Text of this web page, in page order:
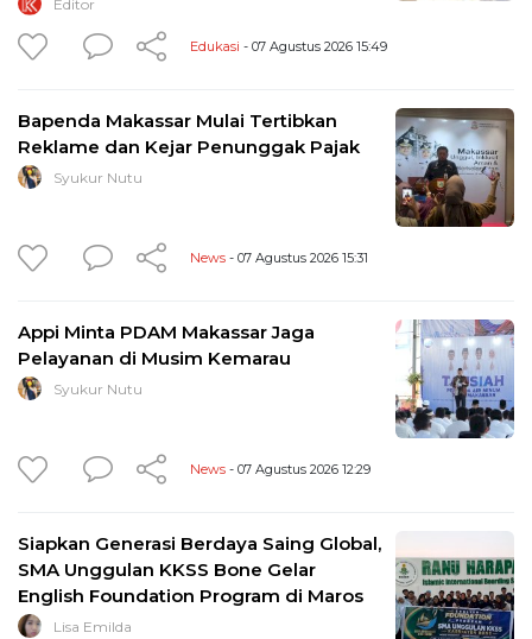
Editor
Edukasi - 07 Agustus 2026 15:49
Bapenda Makassar Mulai Tertibkan
Reklame dan Kejar Penunggak Pajak
Syukur Nutu
News - 07 Agustus 2026 15:31
Appi Minta PDAM Makassar Jaga
Pelayanan di Musim Kemarau
Syukur Nutu
News - 07 Agustus 2026 12:29
Siapkan Generasi Berdaya Saing Global,
SMA Unggulan KKSS Bone Gelar
English Foundation Program di Maros
Lisa Emilda